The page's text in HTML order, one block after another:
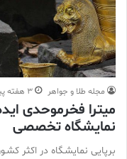
مجله طلا و جواهر 3 هفته پیش
میترا فخرموحدی
نمایشگاه تخصصی
برپایی نمایشـگاه در اکثر